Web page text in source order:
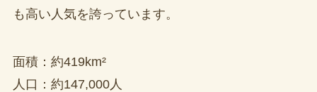
も高い人気を誇っています。
面積：約419km²
人口：約147,000人